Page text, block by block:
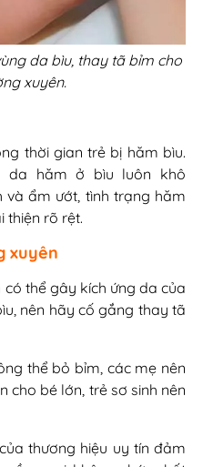
da bìu, thay tã bỉm cho
xuyên.
thời gian trẻ bị hăm bìu.
da hăm ở bìu luôn khô
và ẩm ướt, tình trạng hăm
thiện rõ rệt.
xuyên
thể gây kích ứng da của
nên hãy cố gắng thay tã
thể bỏ bỉm, các mẹ nên
cho bé lớn, trẻ sơ sinh nên
thương hiệu uy tín đảm